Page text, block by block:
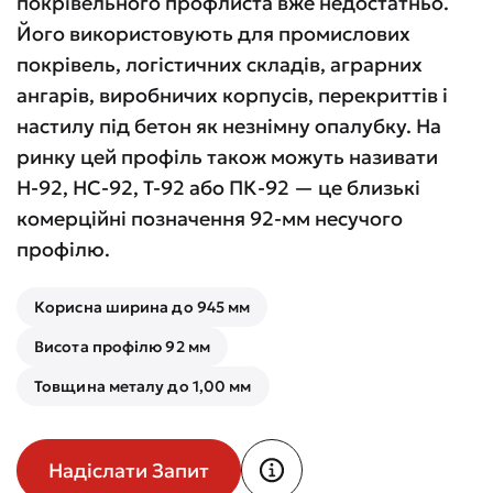
Його використовують для промислових
покрівель, логістичних складів, аграрних
ангарів, виробничих корпусів, перекриттів і
настилу під бетон як незнімну опалубку. На
ринку цей профіль також можуть називати
Н-92, НС-92, Т-92 або ПК-92 — це близькі
комерційні позначення 92-мм несучого
профілю.
Корисна ширина до 945 мм
Висота профілю 92 мм
Товщина металу до 1,00 мм
Надіслати Запит